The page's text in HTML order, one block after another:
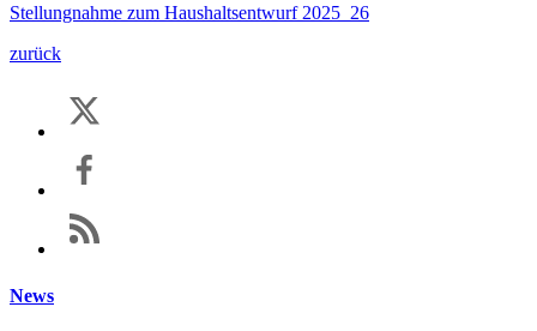
Stellungnahme zum Haushaltsentwurf 2025_26
zurück
News